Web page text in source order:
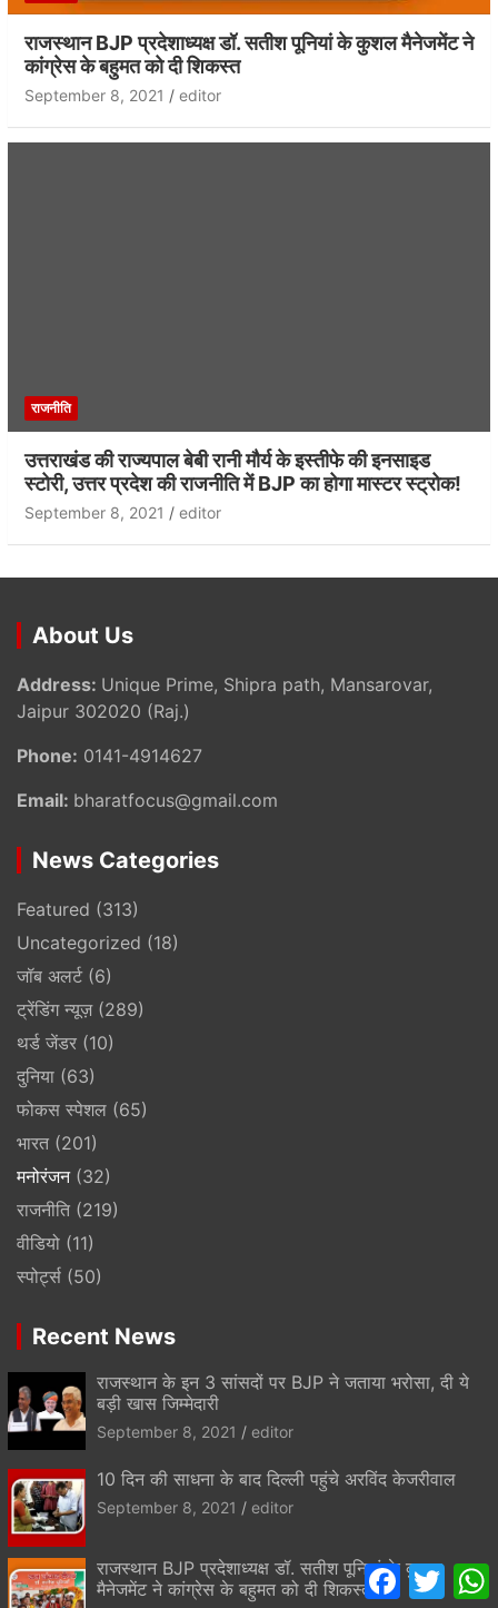
राजस्थान BJP प्रदेशाध्यक्ष डॉ. सतीश पूनियां के कुशल मैनेजमेंट ने
कांग्रेस के बहुमत को दी शिकस्त
September 8, 2021 editor
राजनीति
उत्तराखंड की राज्यपाल बेबी रानी मौर्य के इस्तीफे की इनसाइड
स्टोरी, उत्तर प्रदेश की राजनीति में BJP का होगा मास्टर स्ट्रोक!
September 8, 2021 editor
About Us
Address: Unique Prime, Shipra path, Mansarovar,
Jaipur 302020 (Raj.)
Phone: 0141-4914627
Email: bharatfocus@gmail.com
News Categories
Featured (313)
Uncategorized (18)
जॉब अलर्ट(6)
ट्रेंडिंग न्यूज़(289)
थर्ड जेंडर (10)
दुनिया (63)
फोकस स्पेशल (65)
भारत (201)
मनोरंजन(32)
राजनीति (219)
वीडियो (11)
स्पोर्ट्स (50)
Recent News
राजस्थान के इन 3 सांसदों पर BJP ने जताया भरोसा, दी ये
बड़ी खास जिम्मेदारी
September 8, 2021 editor
10 दिन की साधना के बाद दिल्ली पहुंचे अरविंद केजरीवाल
September 8, 2021 editor
राजस्थान BJP प्रदेशाध्यक्ष डॉ. सतीश पूनियां के कुशल
मैनेजमेंट ने कांग्रेस के बहुमत को दी शिकस्त
F
a
T
w